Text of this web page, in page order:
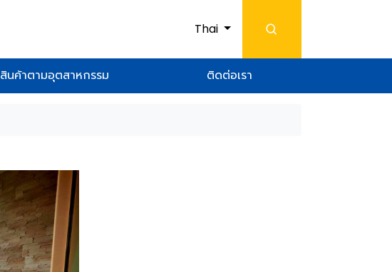
Thai
สินค้าตามอุตสาหกรรม ติดต่อเรา